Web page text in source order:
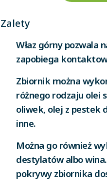
Zalety
Właz górny pozwala
zapobiega
Zbiornik można
różnego rodzaju olei
oliwek, olej z pestek
inne.
Można go również
destylatów albo
pokrywy zbiornika